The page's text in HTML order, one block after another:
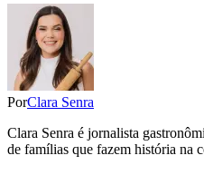
PorClara Senra
Clara Senra é jornalista
de famílias que fazem história na